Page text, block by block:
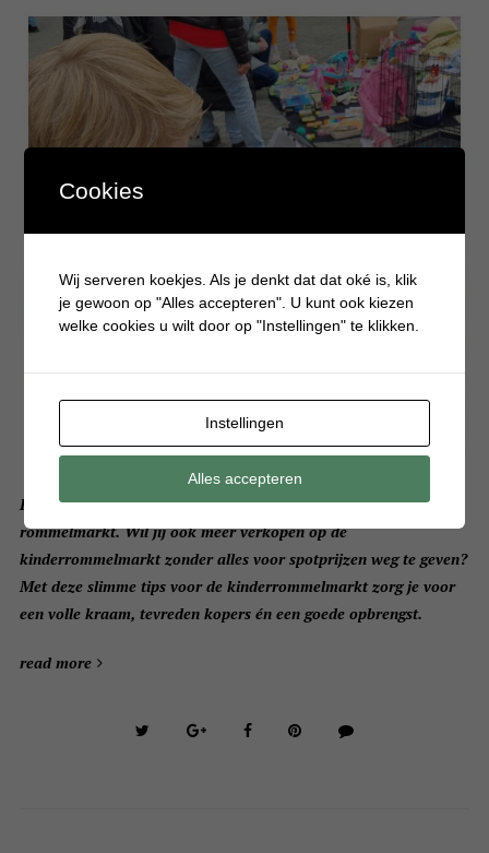
De jongens hadden laatst een flinke buit binnen gehaald op de
rommelmarkt. Wil jij ook meer verkopen op de
kinderrommelmarkt zonder alles voor spotprijzen weg te geven?
Met deze slimme tips voor de kinderrommelmarkt zorg je voor
een volle kraam, tevreden kopers én een goede opbrengst.
read more
Cookies
Wij serveren koekjes. Als je denkt dat dat oké is, klik
je gewoon op "Alles accepteren". U kunt ook kiezen
welke cookies u wilt door op "Instellingen" te klikken.
Instellingen
Alles accepteren